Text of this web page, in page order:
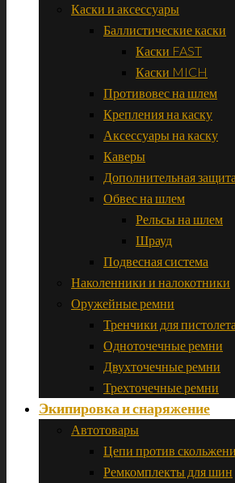
Каски и аксессуары
Баллистические каски
Каски FAST
Каски MICH
Противовес на шлем
Крепления на каску
Аксессуары на каску
Каверы
Дополнительная
Обвес на шлем
Рельсы на шлем
Шрауд
Подвесная система
Наколенники и налокотники
Оружейные ремни
Тренчики для пистолета
Одноточечные ремни
Двухточечные ремни
Трехточечные ремни
Экипировка и снаряжение
Автотовары
Цепи против
Ремкомплекты для шин